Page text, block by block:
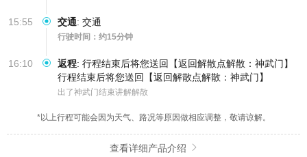
15:55 交通: 交通
行驶时间：约15分钟
16:10 返程: 行程结束后将您送回【返回解散点解散：神武门】
行程结束后将您送回【返回解散点解散：神武门】
出了神武门结束讲解解散
*以上行程可能会因为天气、路况等原因做相应调整，敬请谅解。
查看详细产品介绍 